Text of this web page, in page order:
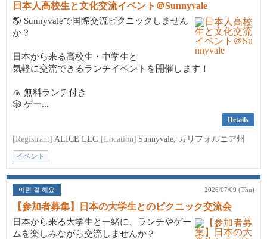
日本人高校生と文化交流イベント＠Sunnyvale
🌎 Sunnyvaleで国際交流ピクニックしません
か？
日本から来る高校生・中学生と
気軽に交流できるランチイベントを開催します！
🍙 無料ランチ付き
🎲 ゲー...
Details
[Registrant] ALICE LLC [Location] Sunnyvale, カリフォルニア州
イベント
이런 걸 해요 2026/07/09 (Thu)
【参加者募集】日本の大学生とのピクニック交流会
日本から来る大学生と一緒に、ランチやゲー
ムを楽しみながら交流しませんか？